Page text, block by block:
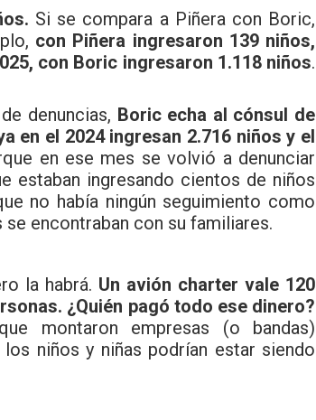
Si se compara a Piñera con Boric,
con Piñera ingresaron 139 niños,
con Boric ingresaron 1.118 niños.
denuncias, Boric echa al cónsul de
en el 2024 ingresan 2.716 niños y el
en ese mes se volvió a denunciar
estaban ingresando cientos de niños
no había ningún seguimiento como
encontraban con su familiares.
la habrá. Un avión charter vale 120
¿Quién pagó todo ese dinero?
montaron empresas (o bandas)
niños y niñas podrían estar siendo